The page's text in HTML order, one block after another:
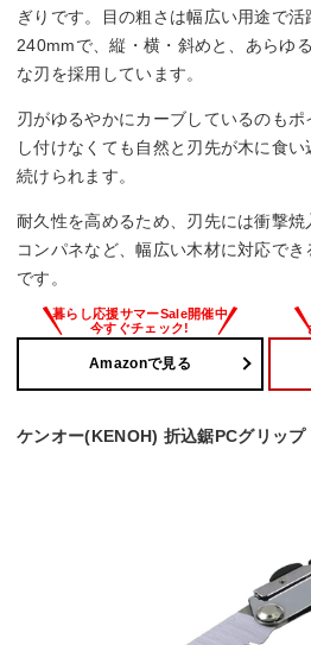
ぎりです。目の粗さは幅広い用途で
240mmで、縦・横・斜めと、あらゆ
な刃を採用しています。
刃がゆるやかにカーブしているのも
し付けなくても自然と刃先が木に食
続けられます。
耐久性を高めるため、刃先には衝撃焼
コンパネなど、幅広い木材に対応で
です。
Amazonで見る
ケンオー(KENOH) 折込鋸PCグリッ